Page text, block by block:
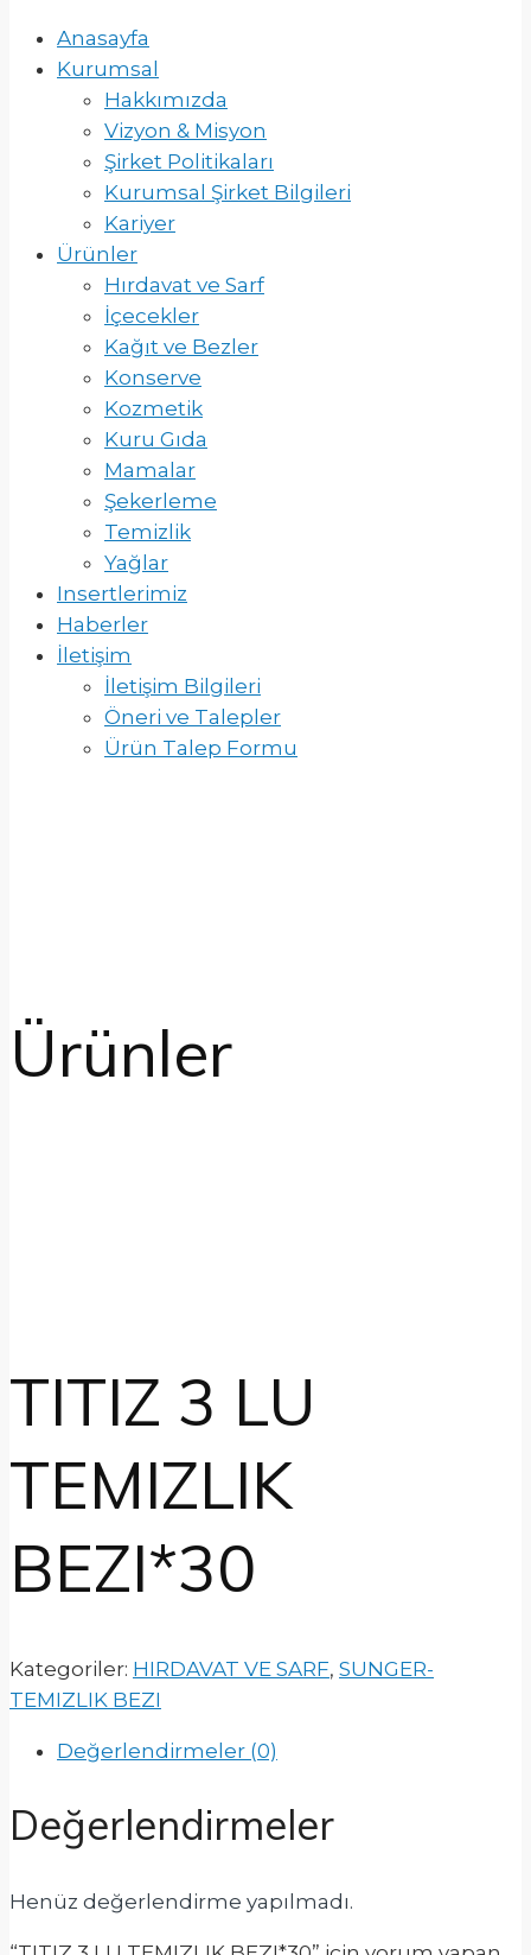
Anasayfa
Kurumsal
Hakkımızda
Vizyon & Misyon
Şirket Politikaları
Kurumsal Şirket Bilgileri
Kariyer
Ürünler
Hırdavat ve Sarf
İçecekler
Kağıt ve Bezler
Konserve
Kozmetik
Kuru Gıda
Mamalar
Şekerleme
Temizlik
Yağlar
Insertlerimiz
Haberler
İletişim
İletişim Bilgileri
Öneri ve Talepler
Ürün Talep Formu
Ürünler
TITIZ 3 LU
TEMIZLIK
BEZI*30
Kategoriler: HIRDAVAT VE SARF, SUNGER-
TEMIZLIK BEZI
Değerlendirmeler (0)
Değerlendirmeler
Henüz değerlendirme yapılmadı.